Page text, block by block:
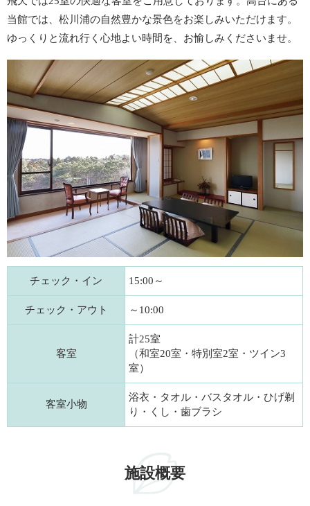
当館では、松川浦の自然豊かな景色をお楽しみいただけます。
ゆっくりと流れ行く心地よい時間を、お愉しみくださいませ。
チェック・イン 15:00～
チェック・アウト ～10:00
客室
計25室
（和室20室・特別室2室・ツイン3
室）
客室小物
浴衣・タオル・バスタオル・ひげ剃
り・くし・歯ブラシ
施設概要